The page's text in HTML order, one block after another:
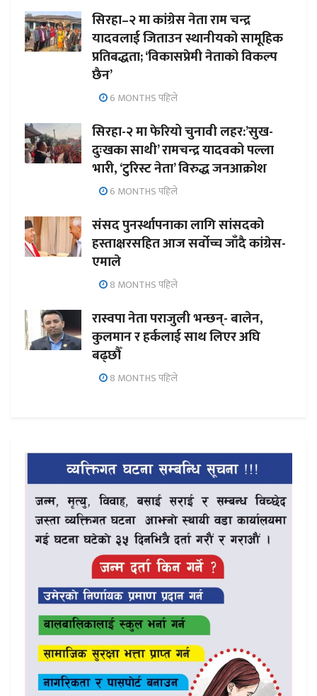
सिरहा–२ मा कांग्रेस नेता राम चन्द्र
यादवलाई जिताउन स्थानीयको सामूहिक
प्रतिबद्धता; ‘विकासप्रेमी नेताको विकल्प
छैन’
6 MONTHS पहिले
सिरहा-२ मा फेरियो चुनावी लहर:’सुख-
दुःखका साथी’ रामचन्द्र यादवको पल्ला
भारी, ‘टुरिस्ट नेता’ विरुद्ध जनआक्रोश
6 MONTHS पहिले
संसद पुनर्स्थापनाका लागि सांसदको
हस्ताक्षरसहित आज सर्वोच्च जाँदै कांग्रेस-
एमाले
8 MONTHS पहिले
रास्वपा नेता पराजुली भन्छन्- बालेन,
कुलमान र हर्कलाई साथ लिएर अघि
बढ्छौँ
8 MONTHS पहिले